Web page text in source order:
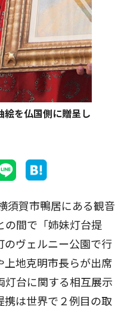
絵を仏国側に贈呈し
須賀市鴨居にある観音
の間で「姉妹灯台提
のヴェルニー公園で行
上地克明市長らが出席
灯台に関する相互展示
携は世界で２例目の取